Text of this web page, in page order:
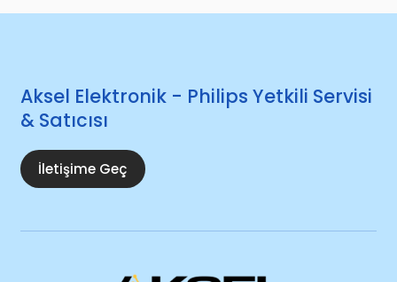
Aksel Elektronik - Philips Yetkili Servisi
& Satıcısı
İletişime Geç